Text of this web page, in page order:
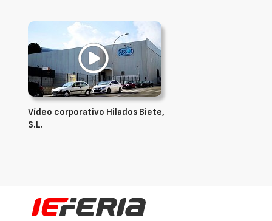
Vídeo corporativo Hilados Biete,
S.L.